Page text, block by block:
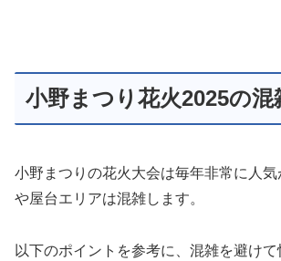
小野まつり花火2025の混
小野まつりの花火大会は毎年非常に人気
や屋台エリアは混雑します。
以下のポイントを参考に、混雑を避け